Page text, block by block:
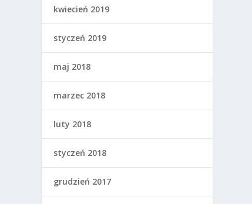
kwiecień 2019
styczeń 2019
maj 2018
marzec 2018
luty 2018
styczeń 2018
grudzień 2017